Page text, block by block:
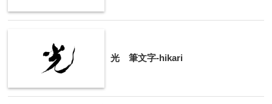
光 筆文字-hikari